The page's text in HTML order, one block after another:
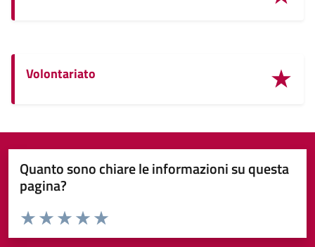
Volontariato
Quanto sono chiare le informazioni su questa
pagina?
Valuta da 1 a 5 stelle la pagina
Valuta 5 stelle su 5
Valuta 4 stelle su 5
Valuta 3 stelle su 5
Valuta 2 stelle su 5
Valuta 1 stelle su 5